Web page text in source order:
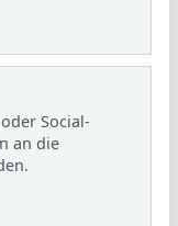
Social-
an die